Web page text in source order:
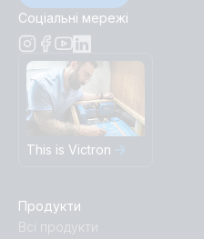
Соціальні мережі
This is Victron
Продукти
Всі продукти